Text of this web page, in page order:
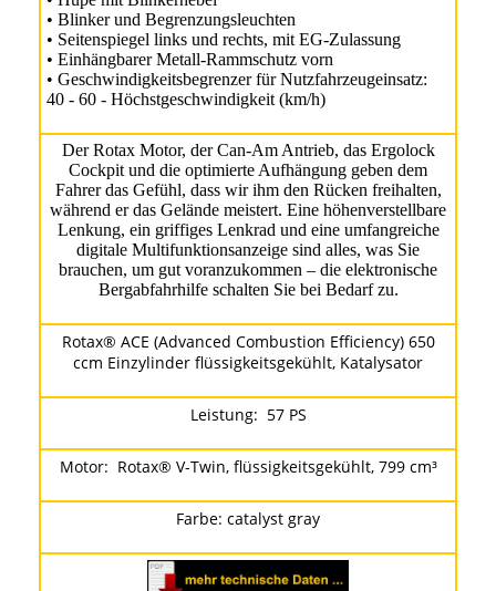
• Blinker und Begrenzungsleuchten
• Seitenspiegel links und rechts, mit EG-Zulassung
• Einhängbarer Metall-Rammschutz vorn
• Geschwindigkeitsbegrenzer für Nutzfahrzeugeinsatz:
40 - 60 - Höchstgeschwindigkeit (km/h)
Der Rotax Motor, der Can-Am Antrieb, das Ergolock
Cockpit und die optimierte Aufhängung geben dem
Fahrer das Gefühl, dass wir ihm den Rücken freihalten,
während er das Gelände meistert. Eine höhenverstellbare
Lenkung, ein griffiges Lenkrad und eine umfangreiche
digitale Multifunktionsanzeige sind alles, was Sie
brauchen, um gut voranzukommen – die elektronische
Bergabfahrhilfe schalten Sie bei Bedarf zu.
Rotax® ACE (Advanced Combustion Efficiency) 650
ccm Einzylinder flüssigkeitsgekühlt, Katalysator
Leistung: 57 PS
Motor: Rotax® V-Twin, flüssigkeitsgekühlt, 799 cm³
Farbe: catalyst gray